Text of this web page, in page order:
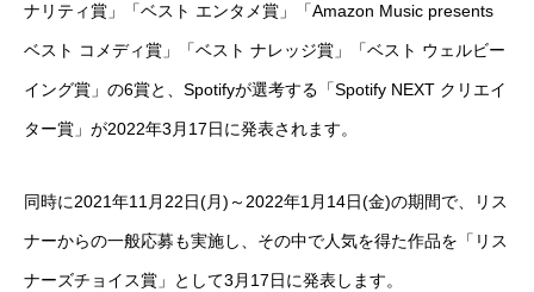
ナリティ賞」「ベスト エンタメ賞」「Amazon Music presents
ベスト コメディ賞」「ベスト ナレッジ賞」「ベスト ウェルビー
イング賞」の6賞と、Spotifyが選考する「Spotify NEXT クリエイ
ター賞」が2022年3月17日に発表されます。
同時に2021年11月22日(月)～2022年1月14日(金)の期間で、リス
ナーからの一般応募も実施し、その中で人気を得た作品を「リス
ナーズチョイス賞」として3月17日に発表します。